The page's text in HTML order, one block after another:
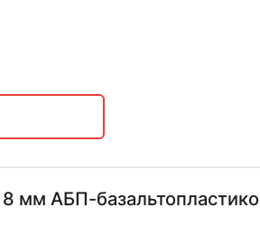
мм АБП-